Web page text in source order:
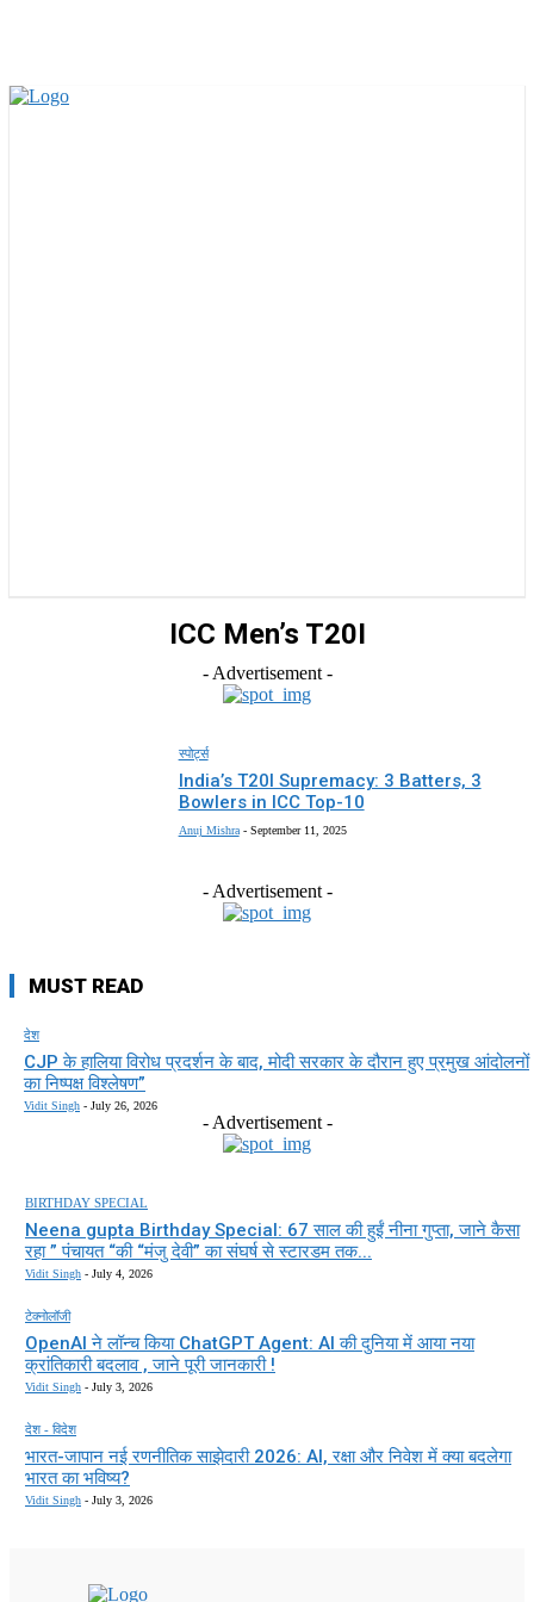
ICC Men’s T20I
- Advertisement -
स्पोर्ट्स
India’s T20I Supremacy: 3 Batters, 3
Bowlers in ICC Top-10
Anuj Mishra - September 11, 2025
- Advertisement -
MUST READ
देश
CJP के हालिया विरोध प्रदर्शन के बाद, मोदी सरकार के दौरान हुए प्रमुख आंदोलनों
का निष्पक्ष विश्लेषण”
Vidit Singh - July 26, 2026
- Advertisement -
BIRTHDAY SPECIAL
Neena gupta Birthday Special: 67 साल की हुईं नीना गुप्ता, जाने कैसा
रहा ” पंचायत “की “मंजु देवी” का संघर्ष से स्टारडम तक...
Vidit Singh - July 4, 2026
टेक्नोलॉजी
OpenAI ने लॉन्च किया ChatGPT Agent: AI की दुनिया में आया नया
क्रांतिकारी बदलाव , जाने पूरी जानकारी !
Vidit Singh - July 3, 2026
देश - विदेश
भारत-जापान नई रणनीतिक साझेदारी 2026: AI, रक्षा और निवेश में क्या बदलेगा
भारत का भविष्य?
Vidit Singh - July 3, 2026